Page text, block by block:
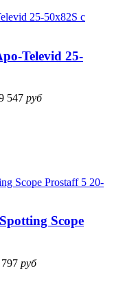
Televid 25-
547 руб
Scope
руб